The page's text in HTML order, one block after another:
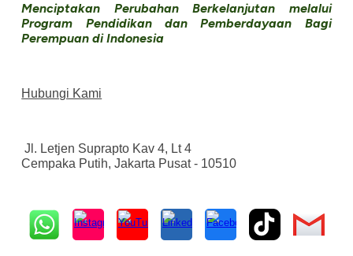
Menciptakan Perubahan Berkelanjutan melalui
Program Pendidikan dan Pemberdayaan Bagi
Perempuan di Indonesia
Hubungi Kami
Jl. Letjen Suprapto Kav 4, Lt 4
Cempaka Putih, Jakarta Pusat - 10510